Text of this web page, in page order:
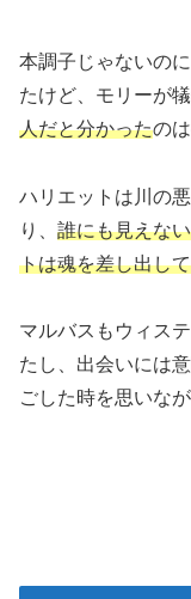
本調子じゃないの
たけど、モリーが
人だと分かったの
ハリエットは川の
り、 誰にも見えな
トは魂を差し出し
マルバスもウィス
たし、出会いには
ごした時を思いな